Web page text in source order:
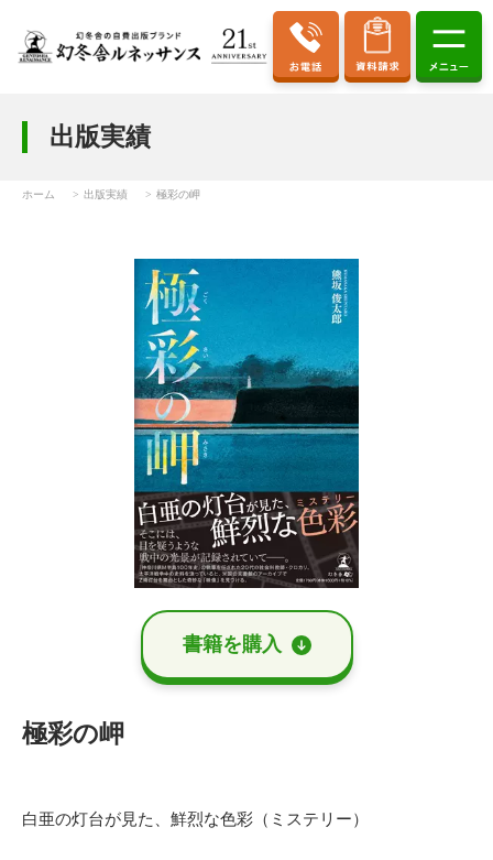
出版実績
ホーム 出版実績 極彩の岬
書籍を購⼊
極彩の岬
白亜の灯台が見た、鮮烈な色彩（ミステリー）